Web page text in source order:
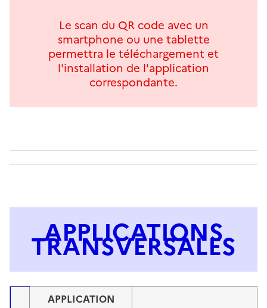
Le scan du QR code avec un
smartphone ou une tablette
permettra le téléchargement et
l'installation de l'application
correspondante.
APPLICATIONS
TRANSVERSALES
APPLICATION